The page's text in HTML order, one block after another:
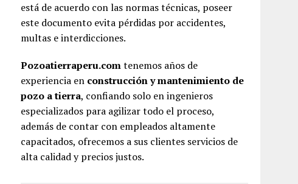
está de acuerdo con las normas técnicas, poseer
este documento evita pérdidas por accidentes,
multas e interdicciones.
Pozoatierraperu.comtenemos años de
experiencia en construcción y mantenimiento de
pozo a tierra, confiando solo en ingenieros
especializados para agilizar todo el proceso,
además de contar con empleados altamente
capacitados, ofrecemos a sus clientes servicios de
alta calidad y precios justos.